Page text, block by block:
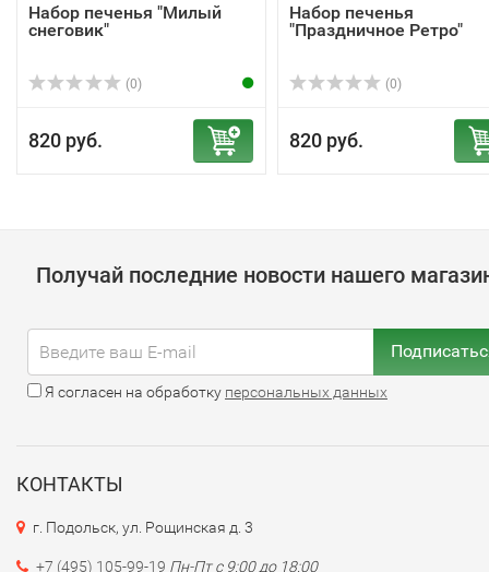
Набор печенья "Милый
снеговик"
(0)
820 руб.
Набор печенья
"Праздничное Ретро"
(0)
820 руб.
Получай последние новости нашего
Я согласен на обработку персональных данных
КОНТАКТЫ
г. Подольск, ул. Рощинская д. 3
+7 (495) 105-99-19 Пн-Пт с 9:00 до 18:00